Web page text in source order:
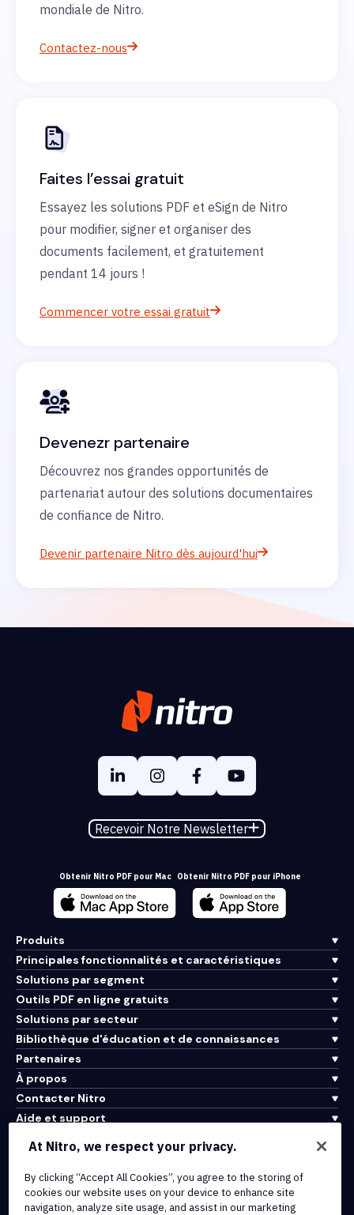
mondiale de Nitro.
Contactez-nous
Faites l’essai gratuit
Essayez les solutions PDF et eSign de Nitro
pour modifier, signer et organiser des
documents facilement, et gratuitement
pendant 14 jours !
Commencer votre essai gratuit
Devenezr partenaire
Découvrez nos grandes opportunités de
partenariat autour des solutions documentaires
de confiance de Nitro.
Devenir partenaire Nitro dès aujourd'hui
Recevoir Notre Newsletter
Obtenir Nitro PDF pour Mac Obtenir Nitro PDF pour iPhone
Produits
Principales fonctionnalités et caractéristiques
Solutions par segment
Outils PDF en ligne gratuits
Solutions par secteur
Bibliothèque d'éducation et de connaissances
Partenaires
À propos
Contacter Nitro
Aide et support
Conditions d'utilisation
Politique de cookies
At Nitro, we respect your privacy.
By clicking “Accept All Cookies”, you agree to the storing of
cookies our website uses on your device to enhance site
navigation, analyze site usage, and assist in our marketing